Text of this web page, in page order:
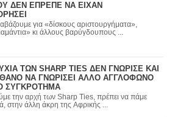
ΔΕΝ ΕΠΡΕΠΕ ΝΑ ΕΙΧΑΝ
για «δίσκους αριστουργήματα»,
κι άλλους βαρύγδουπους ...
ΤΩΝ SHARP TIES ΔΕΝ ΓΝΩΡΙΣΕ ΚΑΙ
ΝΑ ΓΝΩΡΙΣΕΙ ΑΛΛΟ ΑΓΓΛΟΦΩΝΟ
ΣΥΓΚΡΟΤΗΜΑ
των Sharp Ties, πρέπει να πάμε
στην άλλη άκρη της Αφρικής ...